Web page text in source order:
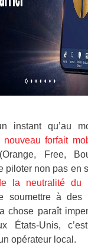
instant qu’au
nouveau forfait
Free,
piloter non pas en
la neutralité du
soumettre à des
chose paraît
États-Unis,
opérateur local.